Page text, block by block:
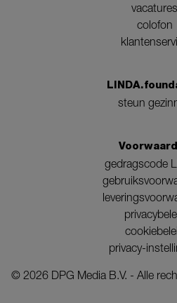
vacatures
colofon
steun
gedragscode
privacy-
© 2026 DPG Media B.V. - Alle